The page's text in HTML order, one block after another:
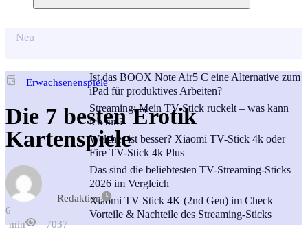
Suchen
Neu
Ist das BOOX Note Air5 C eine Alternative zum
iPad für produktives Arbeiten?
Streaming: Mein TV-Stick ruckelt – was kann
ich tun?
Welcher ist besser? Xiaomi TV-Stick 4k oder
Fire TV-Stick 4k Plus
Das sind die beliebtesten TV-Streaming-Sticks
2026 im Vergleich
Xiaomi TV Stick 4K (2nd Gen) im Check –
Vorteile & Nachteile des Streaming-Sticks
Erwachsenenspiele
Die 7 besten Erotik
Kartenspiele
Redaktion
6
min
7037